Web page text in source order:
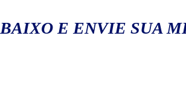
E ENVIE SUA